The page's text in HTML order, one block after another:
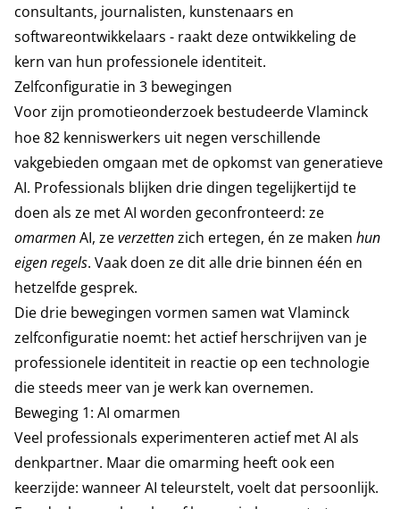
consultants, journalisten, kunstenaars en
softwareontwikkelaars - raakt deze ontwikkeling de
kern van hun professionele identiteit.
Zelfconfiguratie in 3 bewegingen
Voor zijn promotieonderzoek bestudeerde Vlaminck
hoe 82 kenniswerkers uit negen verschillende
vakgebieden omgaan met de opkomst van generatieve
AI. Professionals blijken drie dingen tegelijkertijd te
doen als ze met AI worden geconfronteerd: ze
omarmenAI, zeverzettenzich ertegen, én ze maken hun
eigen regels. Vaak doen ze dit alle drie binnen één en
hetzelfde gesprek.
Die drie bewegingen vormen samen wat Vlaminck
zelfconfiguratie noemt: het actief herschrijven van je
professionele identiteit in reactie op een technologie
die steeds meer van je werk kan overnemen.
Beweging 1: AI omarmen
Veel professionals experimenteren actief met AI als
denkpartner. Maar die omarming heeft ook een
keerzijde: wanneer AI teleurstelt, voelt dat persoonlijk.